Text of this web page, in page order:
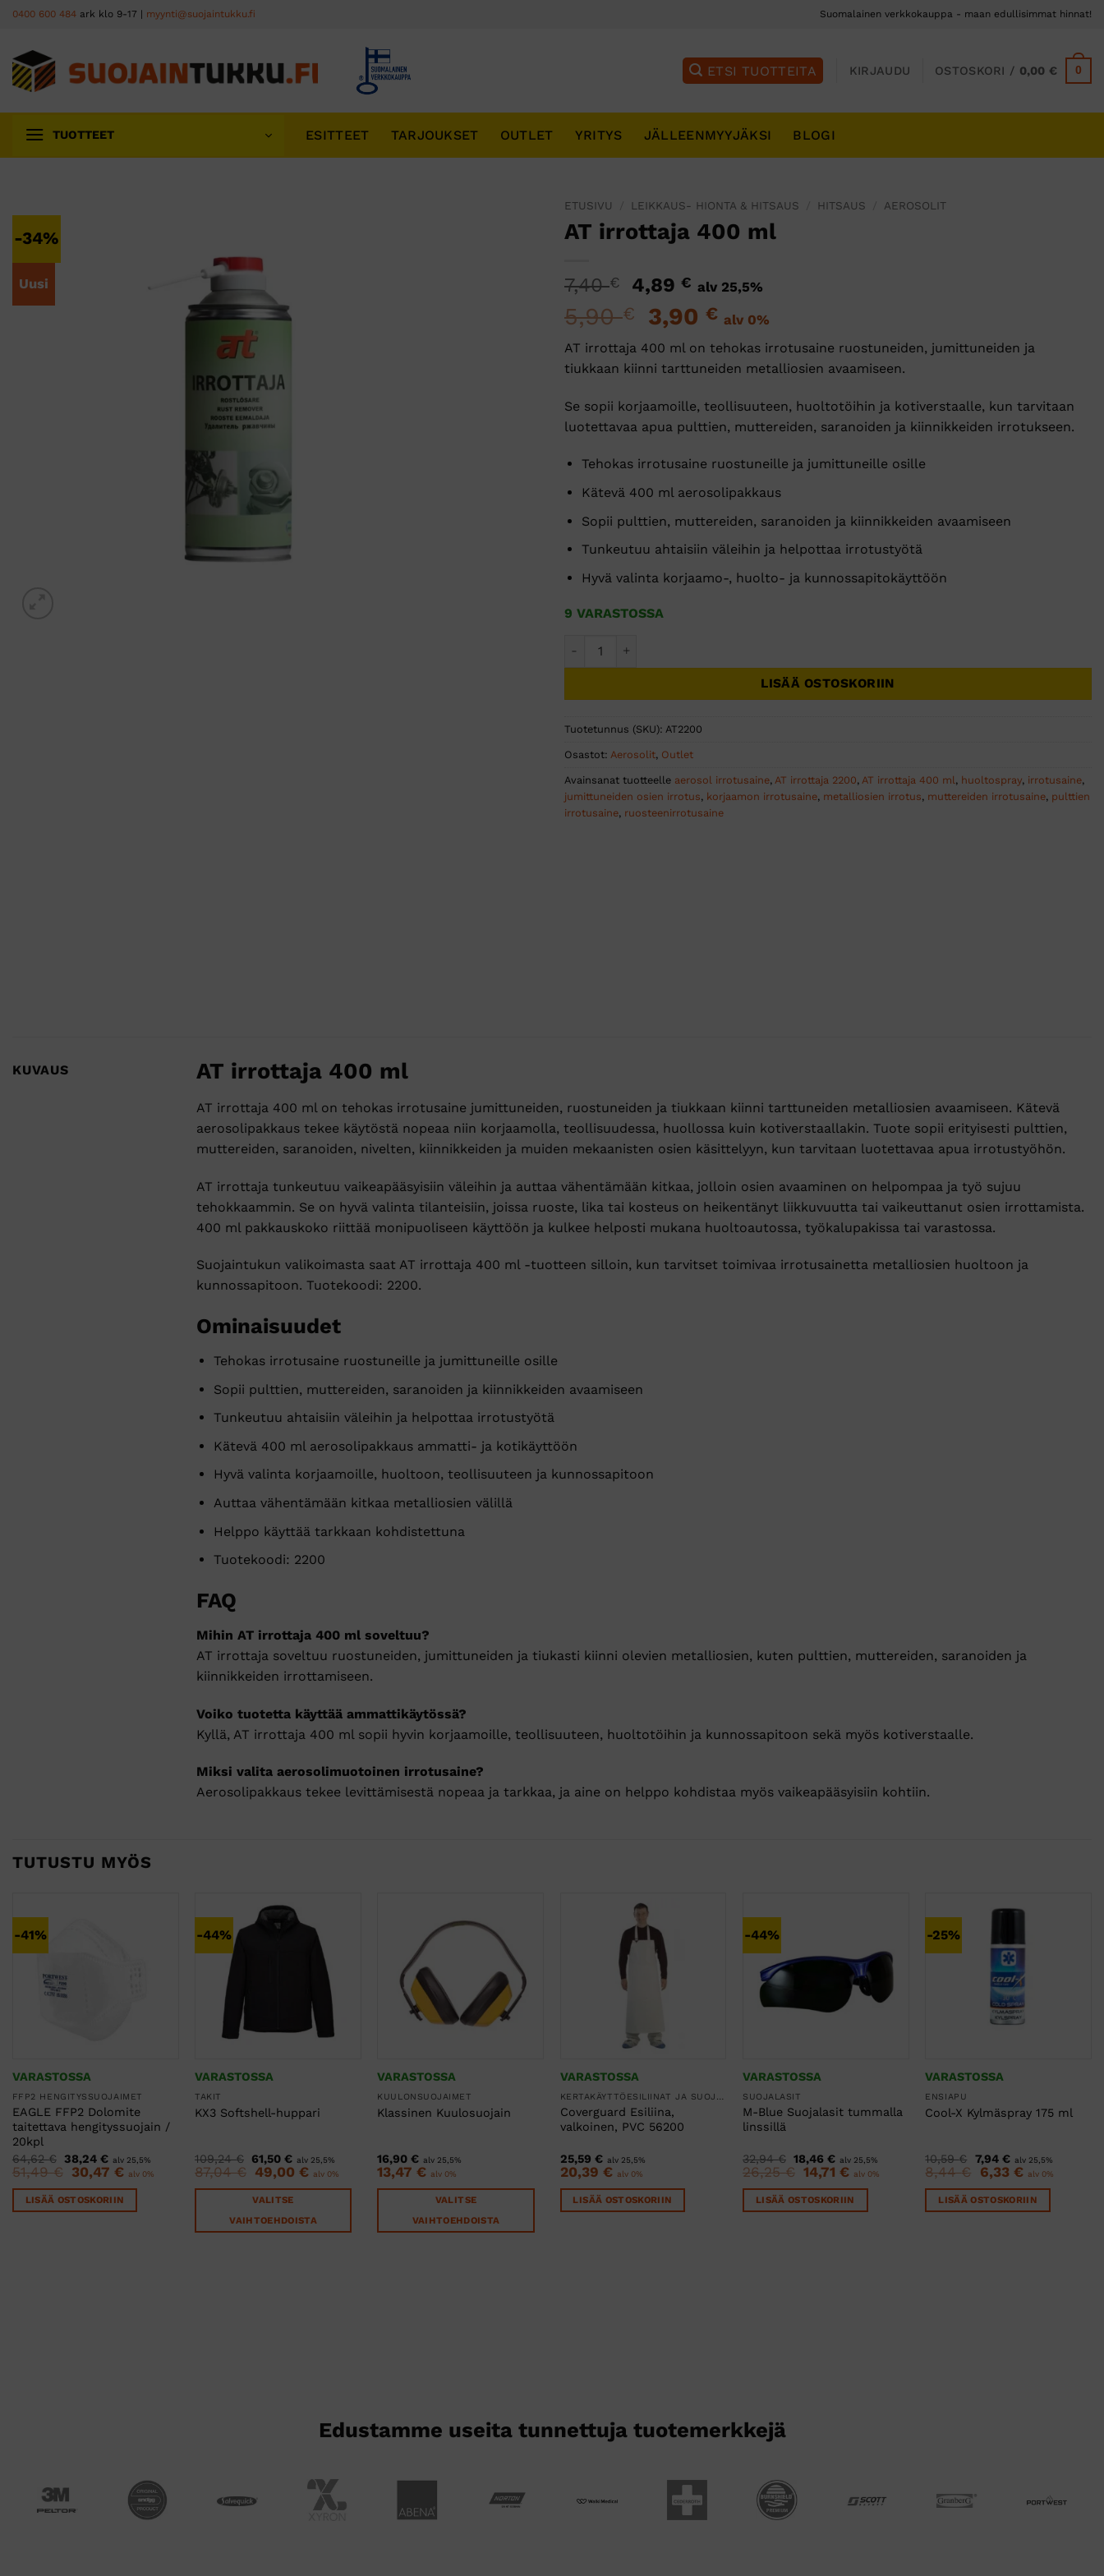
Skip
content
0400 600 484 ark klo 9-17 | myynti@suojaintukku.fi Suomalainen verkkokauppa - maan edullisimmat hinnat!
KIRJAUDU OSTOSKORI / 0,00€ 0
TUOTTEET ESITTEET TARJOUKSET OUTLET YRITYS JÄLLEENMYYJÄKSI BLOGI
-34%
Uusi
ETUSIVU LEIKKAUS- HIONTA & HITSAUS HITSAUS AEROSOLIT
AT irrottaja 400 ml
7,40€
Alkuperäinen
hinta
oli:
7,40 €.
4,89€ Nykyinen
hinta
on:
4,89 €.
alv 25,5%
5,90€
Alkuperäinen
hinta
oli:
5,90 €.
3,90 €Nykyinen
on:
3,90 €.
alv 0%
AT irrottaja 400 ml on tehokas irrotusaine ruostuneiden, jumittuneiden ja
tiukkaan kiinni tarttuneiden metalliosien avaamiseen.
Se sopii korjaamoille, teollisuuteen, huoltotöihin ja kotiverstaalle, kun tarvitaan
luotettavaa apua pulttien, muttereiden, saranoiden ja kiinnikkeiden irrotukseen.
Tehokas irrotusaine ruostuneille ja jumittuneille osille
Kätevä 400 ml aerosolipakkaus
Sopii pulttien, muttereiden, saranoiden ja kiinnikkeiden avaamiseen
Tunkeutuu ahtaisiin väleihin ja helpottaa irrotustyötä
Hyvä valinta korjaamo-, huolto- ja kunnossapitokäyttöön
9 VARASTOSSA
LISÄÄ OSTOSKORIIN
Tuotetunnus (SKU): AT2200
Osastot: Aerosolit, Outlet
Avainsanat tuotteelle aerosol irrotusaine, AT irrottaja 2200, AT irrottaja 400 ml, huoltospray, irrotusaine,
jumittuneiden osien irrotus, korjaamon irrotusaine, metalliosien irrotus, muttereiden irrotusaine, pulttien
irrotusaine, ruosteenirrotusaine
KUVAUS AT irrottaja 400 ml
AT irrottaja 400 ml on tehokas irrotusaine jumittuneiden, ruostuneiden ja tiukkaan kiinni tarttuneiden metalliosien avaamiseen. Kätevä
aerosolipakkaus tekee käytöstä nopeaa niin korjaamolla, teollisuudessa, huollossa kuin kotiverstaallakin. Tuote sopii erityisesti pulttien,
muttereiden, saranoiden, nivelten, kiinnikkeiden ja muiden mekaanisten osien käsittelyyn, kun tarvitaan luotettavaa apua irrotustyöhön.
AT irrottaja tunkeutuu vaikeapääsyisiin väleihin ja auttaa vähentämään kitkaa, jolloin osien avaaminen on helpompaa ja työ sujuu
tehokkaammin. Se on hyvä valinta tilanteisiin, joissa ruoste, lika tai kosteus on heikentänyt liikkuvuutta tai vaikeuttanut osien irrottamista.
400 ml pakkauskoko riittää monipuoliseen käyttöön ja kulkee helposti mukana huoltoautossa, työkalupakissa tai varastossa.
Suojaintukun valikoimasta saat AT irrottaja 400 ml -tuotteen silloin, kun tarvitset toimivaa irrotusainetta metalliosien huoltoon ja
kunnossapitoon. Tuotekoodi: 2200.
Ominaisuudet
Tehokas irrotusaine ruostuneille ja jumittuneille osille
Sopii pulttien, muttereiden, saranoiden ja kiinnikkeiden avaamiseen
Tunkeutuu ahtaisiin väleihin ja helpottaa irrotustyötä
Kätevä 400 ml aerosolipakkaus ammatti- ja kotikäyttöön
Hyvä valinta korjaamoille, huoltoon, teollisuuteen ja kunnossapitoon
Auttaa vähentämään kitkaa metalliosien välillä
Helppo käyttää tarkkaan kohdistettuna
Tuotekoodi: 2200
FAQ
Mihin AT irrottaja 400 ml soveltuu?
AT irrottaja soveltuu ruostuneiden, jumittuneiden ja tiukasti kiinni olevien metalliosien, kuten pulttien, muttereiden, saranoiden ja
kiinnikkeiden irrottamiseen.
Voiko tuotetta käyttää ammattikäytössä?
Kyllä, AT irrottaja 400 ml sopii hyvin korjaamoille, teollisuuteen, huoltotöihin ja kunnossapitoon sekä myös kotiverstaalle.
Miksi valita aerosolimuotoinen irrotusaine?
Aerosolipakkaus tekee levittämisestä nopeaa ja tarkkaa, ja aine on helppo kohdistaa myös vaikeapääsyisiin kohtiin.
TUTUSTU MYÖS
-41%
VARASTOSSA
FFP2 HENGITYSSUOJAIMET
EAGLE FFP2 Dolomite
taitettava hengityssuojain /
20kpl
64,62€
Alkuperäinen
hinta
oli:
64,62 €.
38,24€Nykyinen
hinta
on:
38,24 €.
alv 25,5%
51,49€
Alkuperäinen
hinta
oli:
51,49 €.
30,47 €Nykyinen
on:
30,47 €.
alv 0%
LISÄÄ OSTOSKORIIN
-44%
VARASTOSSA
TAKIT
KX3 Softshell-huppari
109,24€
Alkuperäinen
hinta
oli:
109,24 €.
61,50€Nykyinen
hinta
on:
61,50 €.
alv 25,5%
87,04€
Alkuperäinen
hinta
oli:
87,04 €.
49,00€ Nykyinen
on:
alv 0%
VALITSE
VAIHTOEHDOISTA
VARASTOSSA
KUULONSUOJAIMET
Klassinen Kuulosuojain
16,90€ alv 25,5%
13,47€ alv 0%
VALITSE
VAIHTOEHDOISTA
VARASTOSSA
KERTAKÄYTTÖESILIINAT JA SUOJAESSUT
Coverguard Esiliina,
valkoinen, PVC 56200
25,59 € alv 25,5%
20,39 € alv 0%
LISÄÄ OSTOSKORIIN
-44%
VARASTOSSA
SUOJALASIT
M-Blue Suojalasit tummalla
linssillä
32,94€ Alkuperäinen
hinta
oli:
32,94 €.
18,46€Nykyinen
hinta
on:
18,46 €.
alv 25,5%
26,25€
Alkuperäinen
hinta
oli:
26,25 €.
14,71€ Nykyinen
on:
14,71 €.
alv 0%
LISÄÄ OSTOSKORIIN
-25%
VARASTOSSA
ENSIAPU
Cool-X Kylmäspray 175 ml
10,59€
Alkuperäinen
hinta
oli:
10,59 €.
7,94 €Nykyinen
hinta
on:
7,94 €.
alv 25,5%
8,44€
Alkuperäinen
hinta
oli:
8,44 €.
6,33 €Nykyinen
on:
6,33 €.
alv 0%
LISÄÄ OSTOSKORIIN
Edustamme useita tunnettuja tuotemerkkejä